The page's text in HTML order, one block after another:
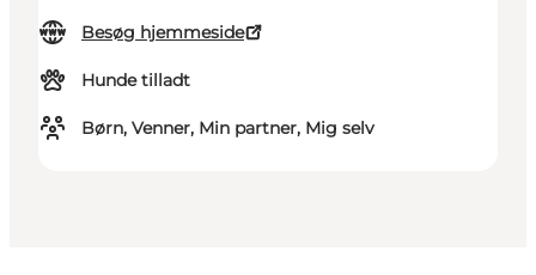
Besøg hjemmeside
Hunde tilladt
Børn, Venner, Min partner, Mig selv